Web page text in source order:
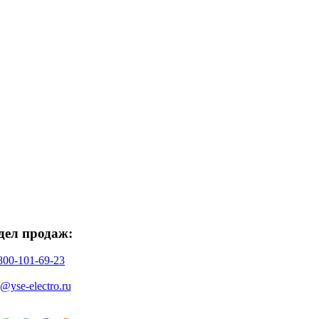
продаж:
101-69-23
electro.ru